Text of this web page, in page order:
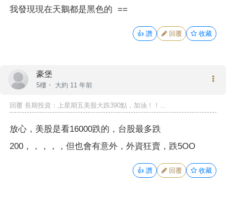
我發現現在天鵝都是黑色的 ==
👍 讚 回覆 收藏
豪堡
5樓・ 大約 11 年前
回覆 長期投資 ：上星期五美股大跌390點，加油！！...
放心，美股是看16000跌的，台股最多跌
200，，，，，但也會有意外，外資狂賣，跌5OO
👍 讚 回覆 收藏